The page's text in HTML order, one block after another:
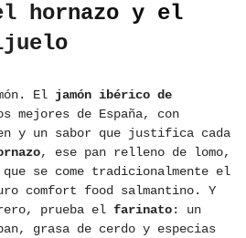
hornazo y el
El jamón ibérico de
mejores de España, con
y un sabor que justifica cada
, ese pan relleno de lomo,
se come tradicionalmente el
comfort food salmantino. Y
prueba el farinato: un
grasa de cerdo y especias